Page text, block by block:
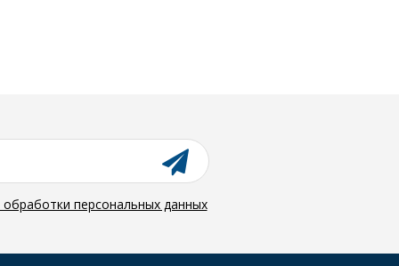
персональных данных